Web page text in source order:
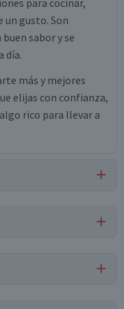
para cocinar,
gusto. Son
sabor y se
día.
más y mejores
elijas con confianza,
rico para llevar a